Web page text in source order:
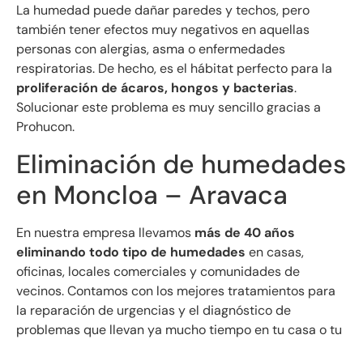
La humedad puede dañar paredes y techos, pero
también tener efectos muy negativos en aquellas
personas con alergias, asma o enfermedades
respiratorias. De hecho, es el hábitat perfecto para la
proliferación de ácaros, hongos y bacterias.
Solucionar este problema es muy sencillo gracias a
Prohucon.
Eliminación de humedades
en Moncloa – Aravaca
En nuestra empresa llevamos más de 40 años
eliminando todo tipo de humedades en casas,
oficinas, locales comerciales y comunidades de
vecinos. Contamos con los mejores tratamientos para
la reparación de urgencias y el diagnóstico de
problemas que llevan ya mucho tiempo en tu casa o tu